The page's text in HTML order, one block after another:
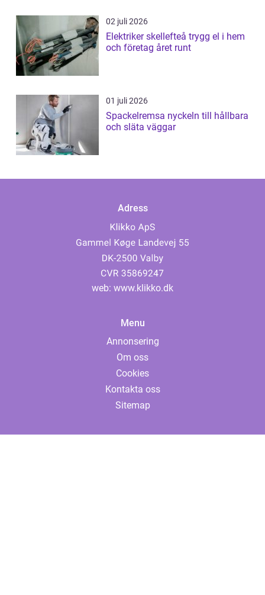
02 juli 2026
Elektriker skellefteå trygg el i hem
och företag året runt
01 juli 2026
Spackelremsa nyckeln till hållbara
och släta väggar
Adress
web: www.klikko.dk
Menu
Annonsering
Om oss
Cookies
Kontakta oss
Sitemap